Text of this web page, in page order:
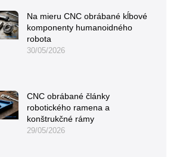
Na mieru CNC obrábané kĺbové
komponenty humanoidného
robota
30/05/2026
CNC obrábané články
robotického ramena a
konštrukčné rámy
29/05/2026